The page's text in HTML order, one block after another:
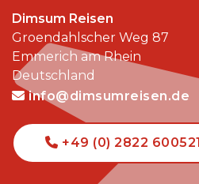
Dimsum Reisen
Groendahlscher Weg 87
Emmerich am Rhein
Deutschland
info@dimsumreisen.de
+49 (0) 2822 600521